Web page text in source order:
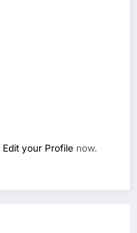
Edit your Profile now.